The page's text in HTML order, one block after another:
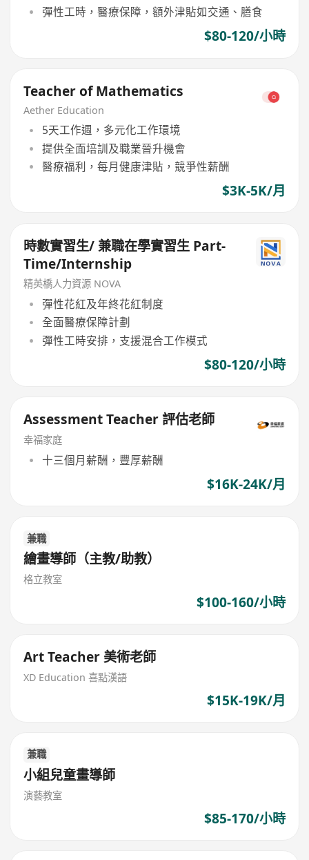
彈性工時，醫療保障，額外津貼如交通、膳食
$80-120/小時
Teacher of Mathematics
Aether Education
5天工作週，多元化工作環境
提供全面培訓及職業晉升機會
醫療福利，每月健康津貼，競爭性薪酬
$3K-5K/月
時數實習生/ 兼職在學實習生 Part-
Time/Internship
精英橋人力資源 NOVA
彈性花紅及年終花紅制度
全面醫療保障計劃
彈性工時安排，支援混合工作模式
$80-120/小時
Assessment Teacher 評估老師
幸福家庭
十三個月薪酬，豐厚薪酬
$16K-24K/月
兼職
繪畫導師（主教/助教）
格立教室
$100-160/小時
Art Teacher 美術老師
XD Education 喜點漢語
$15K-19K/月
兼職
小組兒童畫導師
演藝教室
$85-170/小時